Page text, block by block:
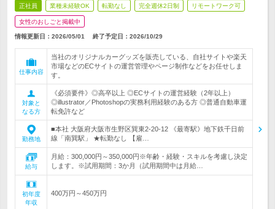
正社員 業種未経験OK 転勤なし 完全週休2日制 リモートワーク可
女性のおしごと掲載中
情報更新日：2026/05/01 終了予定日： 2026/10/29
仕事内容
当社のオリジナルカーグッズを販売している、自社サイトや楽天
市場などのECサイトの運営管理やページ制作などをお任せしま
す。
対象と
なる方
《必須要件》◎高卒以上 ◎ECサイトの運営経験（2年以上）
◎illustrator／Photoshopの実務利用経験のある方 ◎普通自動車運
転免許など
勤務地
■本社 大阪府大阪市生野区巽東2-20-12 《最寄駅》地下鉄千日前
線「南巽駅」 ★転勤なし 【雇…
給与
月給：300,000円～350,000円※年齢・経験・スキルを考慮し決定
します。※試用期間：3か月（試用期間中は月給…
初年度
年収
400万円～450万円